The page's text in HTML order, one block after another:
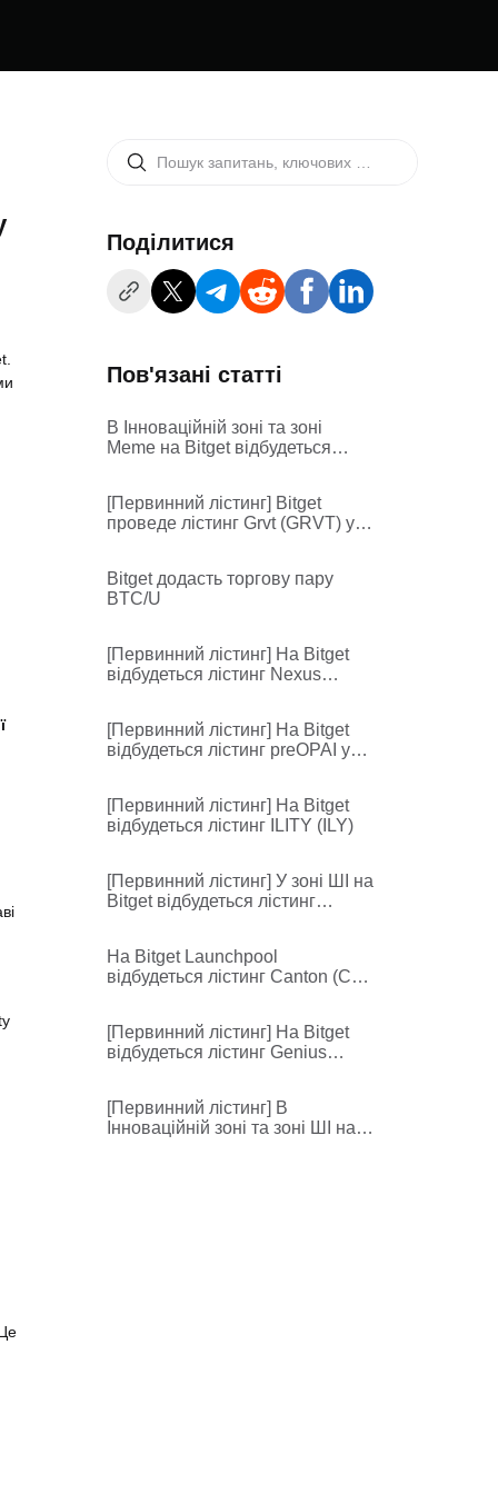
Поділитися
Пов'язані статті
В Інноваційній зоні та зоні
Meme на Bitget відбудеться
[Первинний лістинг] Bitget
проведе лістинг Grvt (GRVT) у
Bitget додасть торгову пару
BTC/U
[Первинний лістинг] На Bitget
відбудеться лістинг Nexus
[Первинний лістинг] На Bitget
відбудеться лістинг preOPAI у
[Первинний лістинг] На Bitget
відбудеться лістинг ILITY (ILY)
[Первинний лістинг] У зоні ШІ на
Bitget відбудеться лістинг
На Bitget Launchpool
відбудеться лістинг Canton (CC)
[Первинний лістинг] На Bitget
відбудеться лістинг Genius
[Первинний лістинг] В
Інноваційній зоні та зоні ШІ на